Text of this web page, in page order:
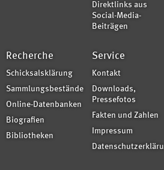
Direktlinks aus
Social-Media-
Beiträgen
Recherche
Schicksalsklärung
Sammlungsbestände
Online-Datenbanken
Biografien
Bibliotheken
Service
Kontakt
Downloads,
Pressefotos
Fakten und Zahlen
Impressum